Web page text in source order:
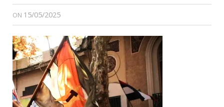
ON 15/05/2025